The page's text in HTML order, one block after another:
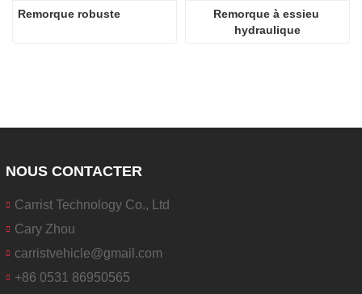
Remorque robuste
Remorque à essieu
hydraulique
NOUS CONTACTER
Carrist Technology Co., Ltd
Cary Zhou
carristvehicle@gmail.com
+86 0531 86950565